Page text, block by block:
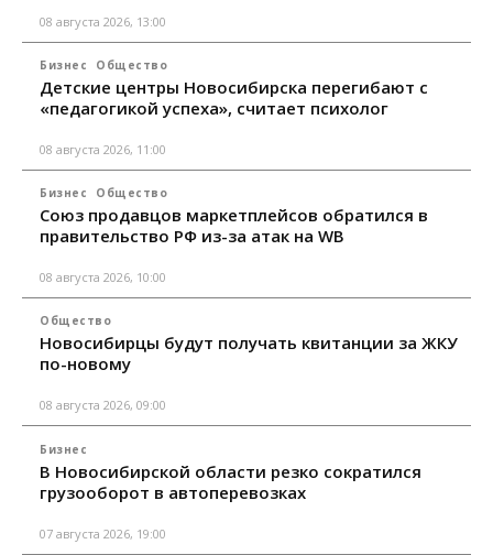
08 августа 2026, 13:00
Бизнес Общество
Детские центры Новосибирска перегибают с
«педагогикой успеха», считает психолог
08 августа 2026, 11:00
Бизнес Общество
Союз продавцов маркетплейсов обратился в
правительство РФ из-за атак на WB
08 августа 2026, 10:00
Общество
Новосибирцы будут получать квитанции за ЖКУ
по-новому
08 августа 2026, 09:00
Бизнес
В Новосибирской области резко сократился
грузооборот в автоперевозках
07 августа 2026, 19:00